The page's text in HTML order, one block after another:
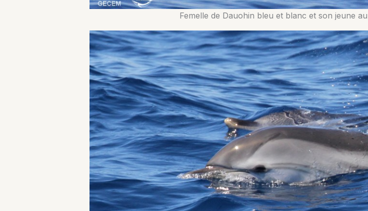
Femelle de Dauohin bleu et blanc et son jeune